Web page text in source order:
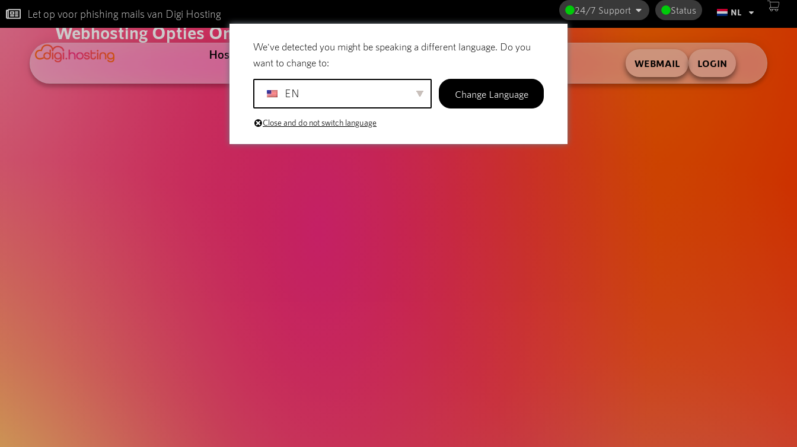
Let op voor phishing mails van Digi Hosting 24/7 Support Status NL
Hosting E-mail Domeinnamen SiteBuilder
WEBMAIL LOGIN
Webhosting Opties Onder de Loep: De Ultieme Vergelijking
We've detected you might be speaking a different language. Do you
want to change to:
EN Change Language
Close and do not switch language